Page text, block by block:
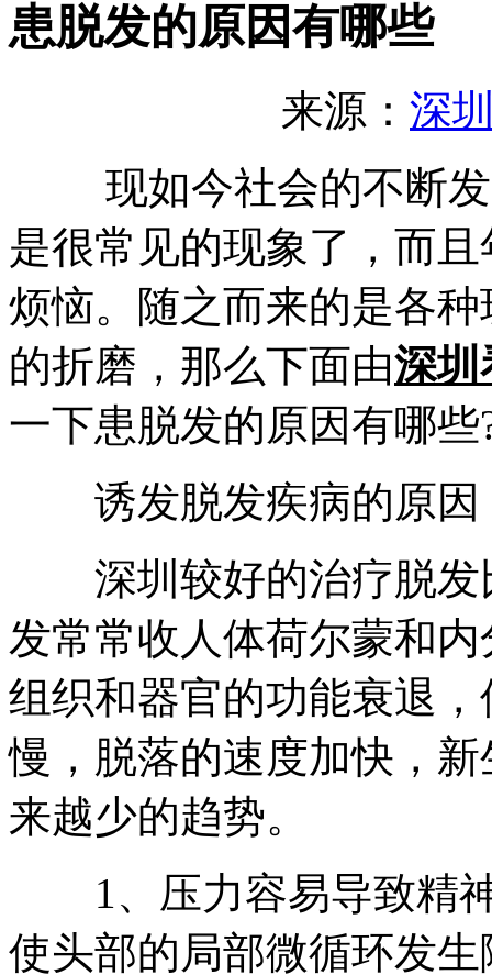
患脱发的原因有哪些
来源： 深
现如今社会的不断发
是很常见的现象了，而
烦恼。随之而来的是各
的折磨，那么下面由深圳
一下患脱发的原因有哪些
诱发脱发疾病的原因
深圳较好的治疗脱发
发常常收人体荷尔蒙和
组织和器官的功能衰退
慢，脱落的速度加快，
来越少的趋势。
1、压力容易导致精神
使头部的局部微循环发